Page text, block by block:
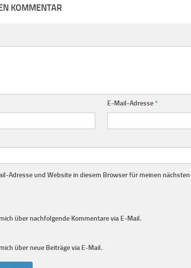
KOMMENTAR
E-Mail-Adresse*
Adresse und Website in diesem Browser für meinen
über nachfolgende Kommentare via E-Mail.
über neue Beiträge via E-Mail.